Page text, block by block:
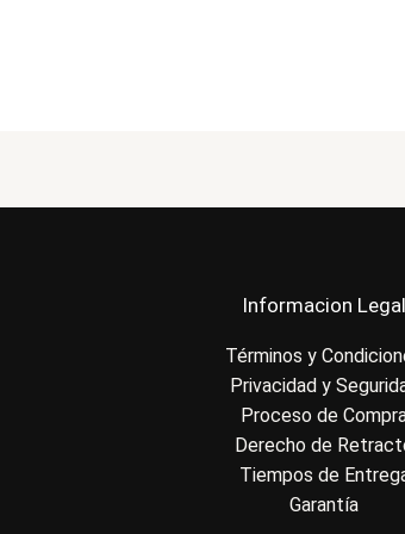
Informacion Legal
Términos y
Privacidad y
Proceso de
Derecho de
Tiempos de
Garantía